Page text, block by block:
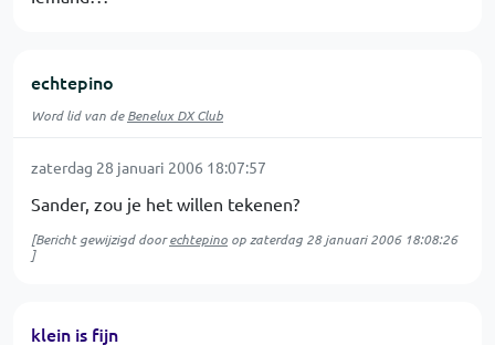
echtepino
Word lid van deBenelux DX Club
zaterdag 28 januari 2006 18:07:57
Sander, zou je het willen tekenen?
[Bericht gewijzigd doorechtepino op zaterdag 28 januari 2006 18:08:26
]
klein is fijn